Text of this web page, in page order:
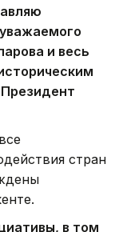
и весь
стран
в том